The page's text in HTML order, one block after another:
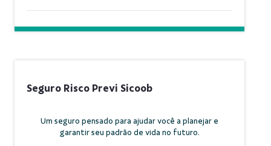
Seguro Risco Previ Sicoob
Um seguro pensado para ajudar você a planejar e
garantir seu padrão de vida no futuro.